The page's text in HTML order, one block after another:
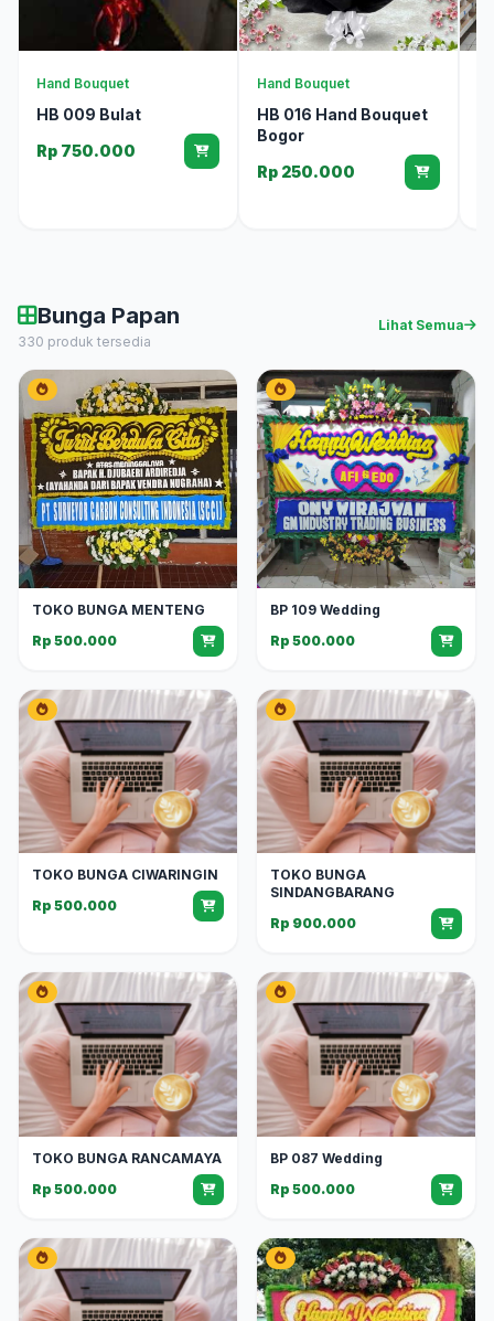
Hand Bouquet
HB 009 Bulat
Rp 750.000
Hand Bouquet
HB 016 Hand Bouquet
Bogor
Rp 250.000
Bunga Papan
330 produk tersedia
Lihat Semua
TOKO BUNGA MENTENG
Rp 500.000
BP 109 Wedding
Rp 500.000
TOKO BUNGA CIWARINGIN
Rp 500.000
TOKO BUNGA
SINDANGBARANG
Rp 900.000
TOKO BUNGA RANCAMAYA
Rp 500.000
BP 087 Wedding
Rp 500.000